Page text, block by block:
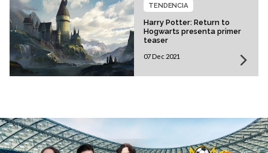
Harry Potter: Return to
Hogwarts presenta primer
teaser
TENDENCIA
07 Dec 2021